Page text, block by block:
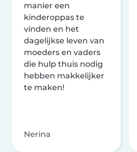
manier een
kinderoppas te
vinden en het
dagelijkse leven van
moeders en vaders
die hulp thuis nodig
hebben makkelijker
te maken!
Nerina